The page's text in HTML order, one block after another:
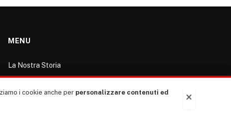
MENU
La Nostra Storia
ventitrenta
×
i cookie anche per personalizzare contenuti ed